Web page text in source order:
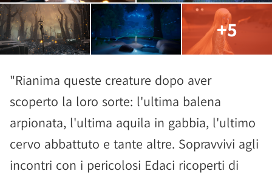
+5
"Rianima queste creature dopo aver
scoperto la loro sorte: l'ultima balena
arpionata, l'ultima aquila in gabbia, l'ultimo
cervo abbattuto e tante altre. Sopravvivi agli
incontri con i pericolosi Edaci ricoperti di